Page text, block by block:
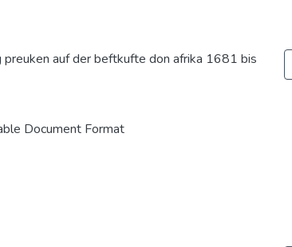
preuken auf der beftkufte don afrika 1681 bis
Document Format